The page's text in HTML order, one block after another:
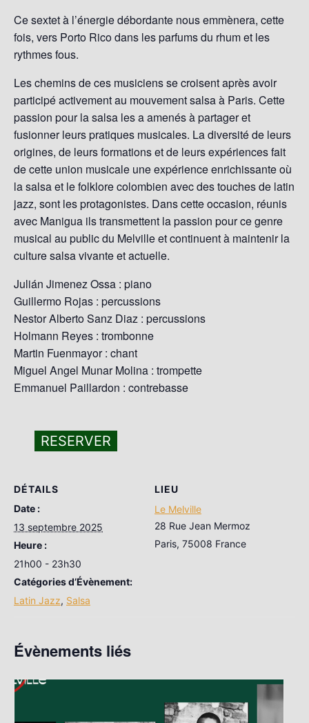
Ce sextet à l’énergie débordante nous emmènera, cette
fois, vers Porto Rico dans les parfums du rhum et les
rythmes fous.
Les chemins de ces musiciens se croisent après avoir
participé activement au mouvement salsa à Paris. Cette
passion pour la salsa les a amenés à partager et
fusionner leurs pratiques musicales. La diversité de leurs
origines, de leurs formations et de leurs expériences fait
de cette union musicale une expérience enrichissante où
la salsa et le folklore colombien avec des touches de latin
jazz, sont les protagonistes. Dans cette occasion, réunis
avec Manigua ils transmettent la passion pour ce genre
musical au public du Melville et continuent à maintenir la
culture salsa vivante et actuelle.
Julián Jimenez Ossa : piano
Guillermo Rojas : percussions
Nestor Alberto Sanz Diaz : percussions
Holmann Reyes : trombonne
Martin Fuenmayor : chant
Miguel Angel Munar Molina : trompette
Emmanuel Paillardon : contrebasse
RESERVER
DÉTAILS
Date :
13 septembre 2025
Heure :
21h00 - 23h30
Catégories d’Évènement:
Latin Jazz, Salsa
LIEU
Le Melville
28 Rue Jean Mermoz
Paris, 75008 France
Évènements liés